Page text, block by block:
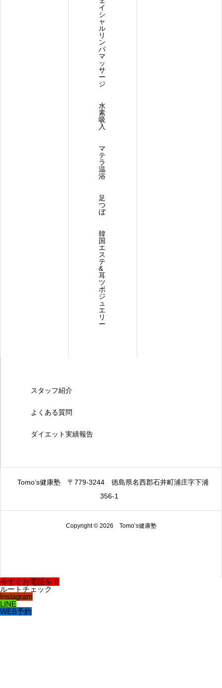
イ
シ
ャ
ル
リ
ン
パ
マ
ッ
サ
ー
ジ
水
素
吸
入
マ
テ
ラ
温
浴
足
つ
ぼ
韓
国
エ
ス
テ
&
耳
ツ
ボ
ジ
ュ
エ
リ
ー
スタッフ紹介
よくある質問
ダイエット実績報告
Tomo’s健康塾 〒779-3244
徳島県名西郡石井町浦庄字下浦
356-1
Copyright © 2026 Tomo’s健康塾
今すぐお電話を！
ルートチェック
Instagram
LINE
WEB予約